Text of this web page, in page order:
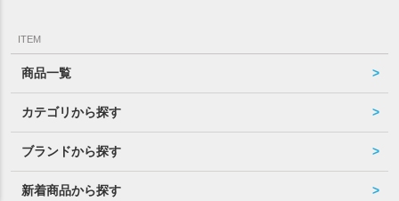
ITEM
商品一覧
カテゴリから探す
ブランドから探す
新着商品から探す